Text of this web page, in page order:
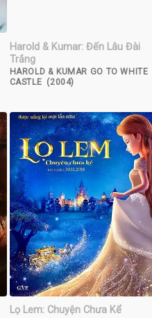
Harold & Kumar: Đến Lâu Đài
Trắng
HAROLD & KUMAR GO TO WHITE
CASTLE (2004)
Lọ Lem: Chuyện Chưa Kể